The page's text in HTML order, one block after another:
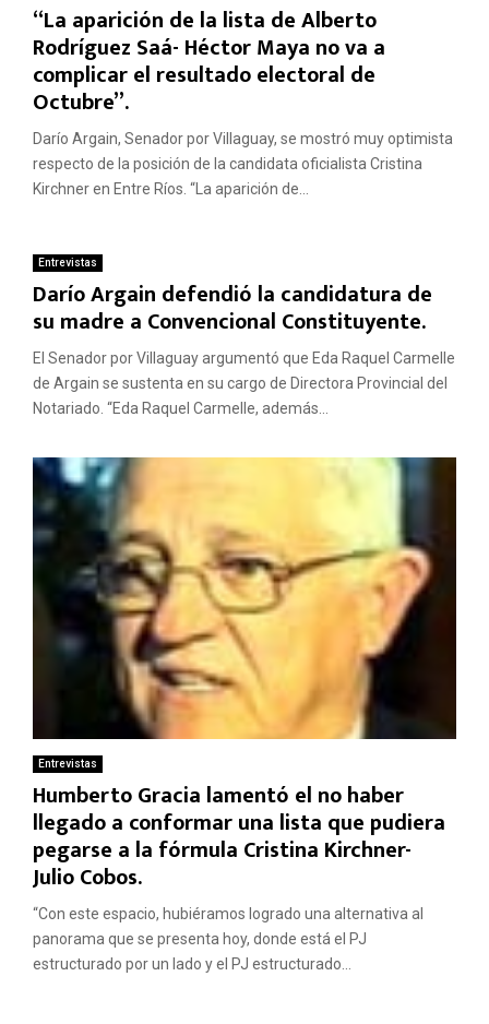
“La aparición de la lista de Alberto
Rodríguez Saá- Héctor Maya no va a
complicar el resultado electoral de
Octubre”.
Darío Argain, Senador por Villaguay, se mostró muy optimista
respecto de la posición de la candidata oficialista Cristina
Kirchner en Entre Ríos. “La aparición de...
Entrevistas
Darío Argain defendió la candidatura de
su madre a Convencional Constituyente.
El Senador por Villaguay argumentó que Eda Raquel Carmelle
de Argain se sustenta en su cargo de Directora Provincial del
Notariado. “Eda Raquel Carmelle, además...
Entrevistas
Humberto Gracia lamentó el no haber
llegado a conformar una lista que pudiera
pegarse a la fórmula Cristina Kirchner-
Julio Cobos.
“Con este espacio, hubiéramos logrado una alternativa al
panorama que se presenta hoy, donde está el PJ
estructurado por un lado y el PJ estructurado...